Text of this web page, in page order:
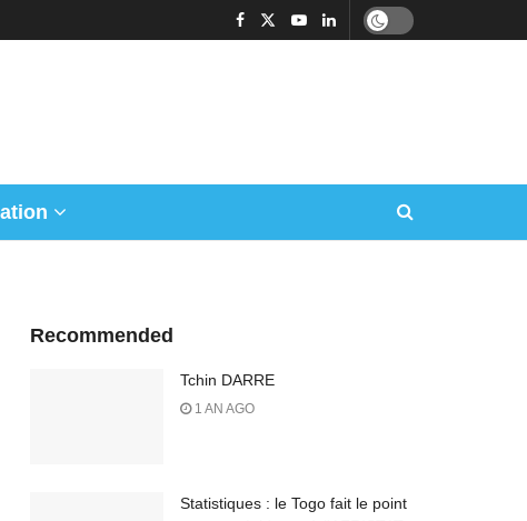
Recommended
Tchin DARRE
1 AN AGO
Statistiques : le Togo fait le point